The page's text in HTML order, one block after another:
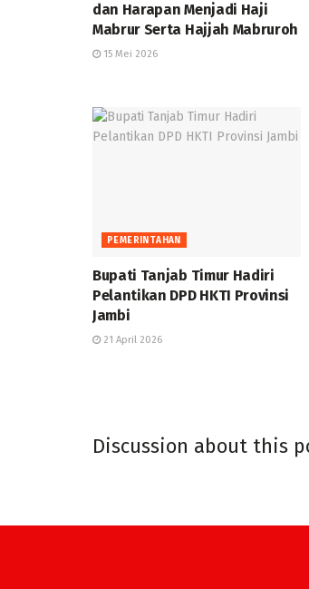
dan Harapan Menjadi Haji
Mabrur Serta Hajjah Mabruroh
15 Mei 2026
PEMERINTAHAN
Bupati Tanjab Timur Hadiri
Pelantikan DPD HKTI Provinsi
Jambi
21 April 2026
Discussion about this